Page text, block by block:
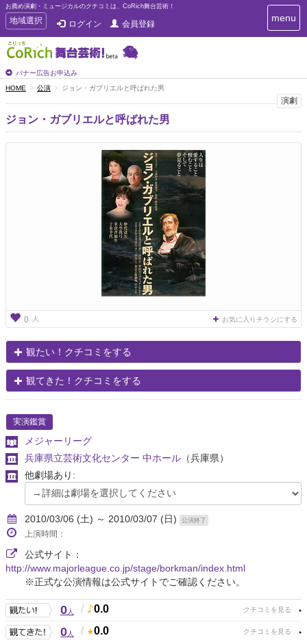
お薦め演劇・ミュージカルのクチコミは、CoRich舞台芸術！
T
o
g
g
e
n
a
v
i
地域選択 ログイン 会員登録
バナー広告お申込み
T
o
i
menu
HOME 公演 ジョン・ガブリエルと呼ばれた男
演劇
ジョン・ガブリエルと呼ばれた男
0 人 お気に入りチラシにする
観たい！クチコミをする
観てきた！クチコミをする
実演鑑賞
メジャーリーグ
兵庫県立芸術文化センター 中ホール （兵庫県）
他劇場あり:
2010/03/06 (土) ～ 2010/03/07 (日) 公演終了
上演時間：
公式サイト：
http://www.majorleague.co.jp/stage/borkman/index.html
※正式な公演情報は公式サイトでご確認ください。
0人 / 0.0
0人 / 0.0